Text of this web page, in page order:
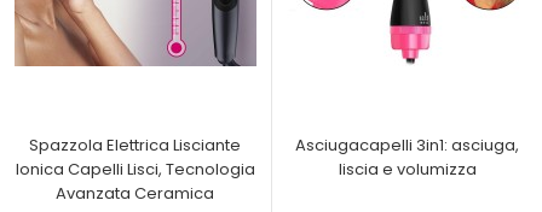
Spazzola Elettrica Lisciante
Ionica Capelli Lisci, Tecnologia
Avanzata Ceramica
Asciugacapelli 3in1: asciuga,
liscia e volumizza